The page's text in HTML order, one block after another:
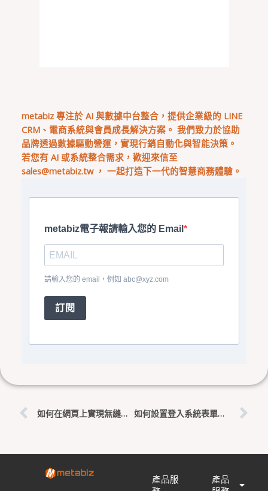
metabiz 專注於 AI 與數據中台整合，提供企業級的 LINE
CRM、電商系統與會員成長解決方案。 我們致力於協助
品牌透過數據驅動營運，實現行銷自動化與智能決策。
若您有 AI 或系統整合需求，歡迎來信至
sales@metabiz.tw， 一起打造下一代的智慧商務體驗。
metabiz電子報請輸入您的 Email
請輸入您的 email，例如 abc@xyz.com
訂閱
如何在網頁上實現無縫的社交分享功能 如何設置登入系統表單、WPForm模板設定
產品服
產品